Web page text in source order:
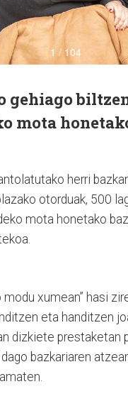
gehiago
mota
herri
otorduak, 500
mota honetako
xumean” hasi
eta handitzen
dizkiete prestaketan
bazkariaren